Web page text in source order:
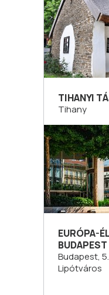
TIHANYI
Tihany
EURÓPA-
BUDAPEST
Budapest,
Lipótváros